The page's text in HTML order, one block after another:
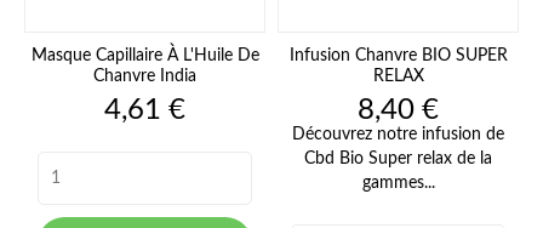
Masque Capillaire À L'Huile De
Chanvre India
Prix
4,61 €
Infusion Chanvre BIO SUPER
RELAX
Prix
8,40 €
Découvrez notre infusion de
Cbd Bio Super relax de la
gammes...